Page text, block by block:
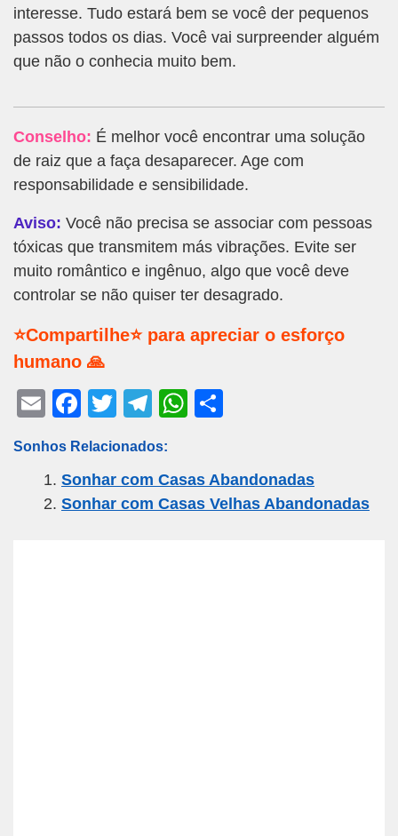
interesse. Tudo estará bem se você der pequenos
passos todos os dias. Você vai surpreender alguém
que não o conhecia muito bem.
Conselho: É melhor você encontrar uma solução
de raiz que a faça desaparecer. Age com
responsabilidade e sensibilidade.
Aviso: Você não precisa se associar com pessoas
tóxicas que transmitem más vibrações. Evite ser
muito romântico e ingênuo, algo que você deve
controlar se não quiser ter desagrado.
⭐Compartilhe⭐ para apreciar o esforço
humano 🙏
E
ail
F
c
e
b
T
tt
er
T
e
gr
a
W
s
A
e
Sonhos Relacionados:
Sonhar com Casas Abandonadas
Sonhar com Casas Velhas Abandonadas